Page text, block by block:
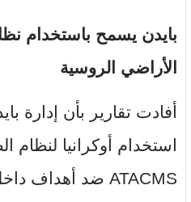
الأراضي الروسية
أفادت تقارير بأن إدارة
استخدام أوكرانيا
ATACMS ضد أهداف داخل روسيا.